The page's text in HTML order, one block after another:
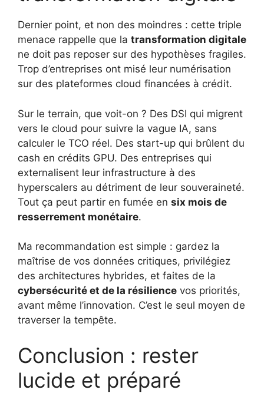
Dernier point, et non des moindres : cette triple
menace rappelle que la transformation digitale
ne doit pas reposer sur des hypothèses fragiles.
Trop d’entreprises ont misé leur numérisation
sur des plateformes cloud financées à crédit.
Sur le terrain, que voit-on ? Des DSI qui migrent
vers le cloud pour suivre la vague IA, sans
calculer le TCO réel. Des start-up qui brûlent du
cash en crédits GPU. Des entreprises qui
externalisent leur infrastructure à des
hyperscalers au détriment de leur souveraineté.
Tout ça peut partir en fumée en six mois de
resserrement monétaire.
Ma recommandation est simple : gardez la
maîtrise de vos données critiques, privilégiez
des architectures hybrides, et faites de la
cybersécurité et de la résilience vos priorités,
avant même l’innovation. C’est le seul moyen de
traverser la tempête.
Conclusion : rester
lucide et préparé